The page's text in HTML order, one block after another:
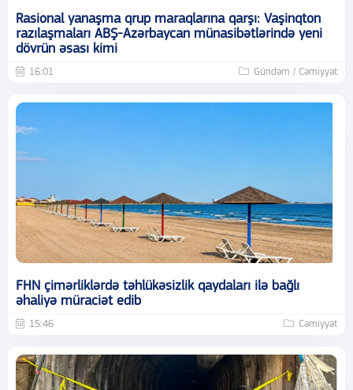
Rasional yanaşma qrup maraqlarına qarşı: Vaşinqton
razılaşmaları ABŞ-Azərbaycan münasibətlərində yeni
dövrün əsası kimi
16:01 Gündəm / Cəmiyyət
FHN çimərliklərdə təhlükəsizlik qaydaları ilə bağlı
əhaliyə müraciət edib
15:46 Cəmiyyət